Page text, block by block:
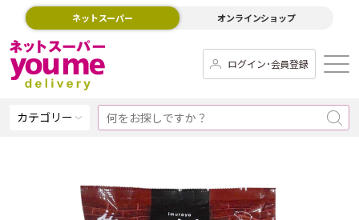
ネットスーパー オンラインショップ
ログイン･会員登録
カテゴリー